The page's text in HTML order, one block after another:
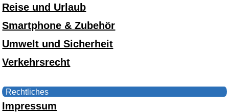
Reise und Urlaub
Smartphone & Zubehör
Umwelt und Sicherheit
Verkehrsrecht
Rechtliches
Impressum